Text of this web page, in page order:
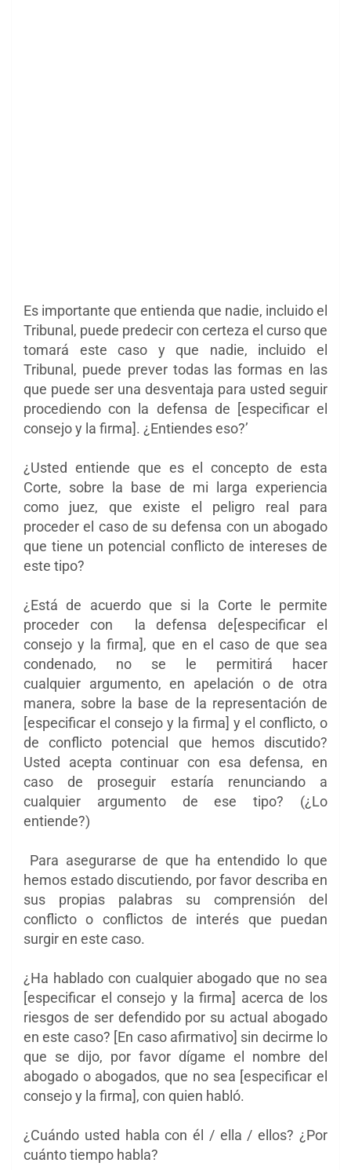
Es importante que entienda que nadie, incluido el
Tribunal, puede predecircon certeza el curso que
tomará este caso y que nadie, incluido el
Tribunal, puede prever todas las formas en las
que puede ser una desventaja para usted seguir
procediendo con la defensa de [especificar el
consejo y la firma]. ¿Entiendes eso?’
¿Usted entiende que es el concepto de esta
Corte, sobre la base de mi larga experiencia
como juez, que existe el peligro real para
proceder el caso de su defensa con un abogado
que tiene un potencial conflicto de intereses de
este tipo?
¿Está de acuerdo que si la Corte le permite
proceder con la defensa de[especificar el
consejo y la firma], que en el caso de que sea
condenado, no se le permitirá hacer
cualquier argumento, en apelación o de otra
manera, sobre la base de la representación de
[especificar el consejo y la firma] y el conflicto, o
de conflicto potencial que hemos discutido?
Usted acepta continuar con esa defensa, en
caso de proseguir estaría renunciando a
cualquier argumento de ese tipo? (¿Lo
entiende?)
Para asegurarse de que ha entendido lo que
hemos estado discutiendo, por favor describa en
sus propias palabras su comprensión del
conflicto o conflictos de interés que puedan
surgir en este caso.
¿Ha hablado con cualquier abogado que no sea
[especificar el consejo y la firma] acerca de los
riesgos de ser defendido por su actual abogado
en este caso? [En caso afirmativo] sin decirme lo
que se dijo, por favor dígame el nombre del
abogado o abogados, que no sea [especificar el
consejo y la firma], con quien habló.
¿Cuándo usted habla con él / ella / ellos? ¿Por
cuánto tiempo habla?